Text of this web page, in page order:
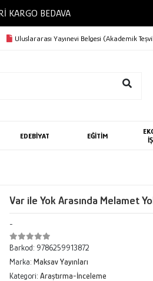
3000 TL VE ÜZERİ KARGO
Uluslararası Yayınevi Belgesi (Akademik
EDEBİYAT EĞİTİM
Var ile Yok Arasında Melamet
-
Barkod: 9786259913872
Marka: Maksav Yayınları
Kategori: Araştırma-İnceleme